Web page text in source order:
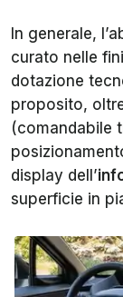
In generale,
curato nelle
dotazione
proposito,
(comandabile
display dell’
superficie in